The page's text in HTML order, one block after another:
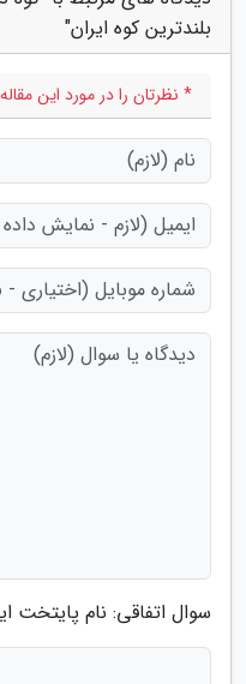
بلندترین کوه ایران"
* نظرتان را در مورد این
سوال اتفاقی: نام پایتخت